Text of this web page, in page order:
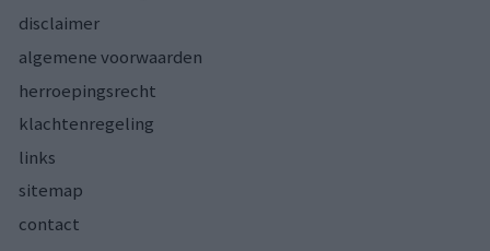
disclaimer
algemene voorwaarden
herroepingsrecht
klachtenregeling
links
sitemap
contact